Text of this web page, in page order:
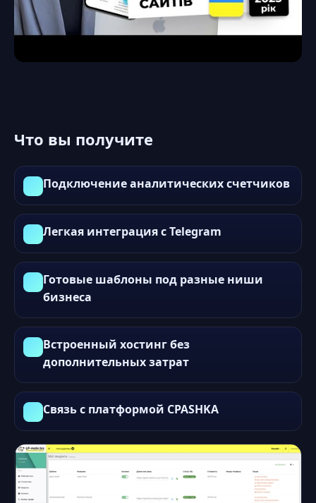
Что вы получите
Подключение аналитических счетчиков
Легкая интеграция с Telegram
Готовые шаблоны под разные ниши
бизнеса
Встроенный хостинг без
дополнительных затрат
Связь с платформой CPASHKA